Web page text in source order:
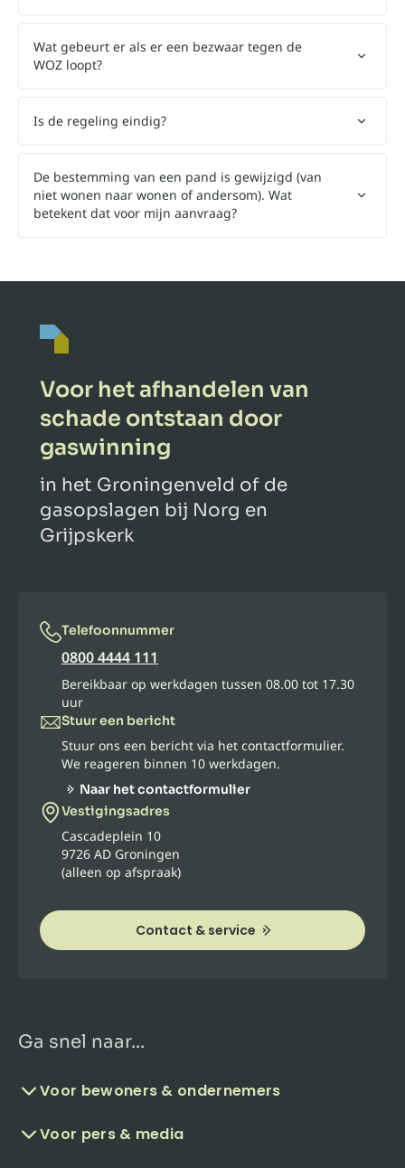
Wat gebeurt er als er een bezwaar tegen de
WOZ loopt?
Is de regeling eindig?
De bestemming van een pand is gewijzigd (van
niet wonen naar wonen of andersom). Wat
betekent dat voor mijn aanvraag?
Voor het afhandelen van
schade ontstaan door
gaswinning
in het Groningenveld of de
gasopslagen bij Norg en
Grijpskerk
Telefoonnummer
0800 4444 111
Bereikbaar op werkdagen tussen 08.00 tot 17.30
uur
Stuur een bericht
Stuur ons een bericht via het contactformulier.
We reageren binnen 10 werkdagen.
Naar het contactformulier
Vestigingsadres
Cascadeplein 10
9726 AD Groningen
(alleen op afspraak)
Contact & service
Ga snel naar...
Voor bewoners & ondernemers
Voor pers & media